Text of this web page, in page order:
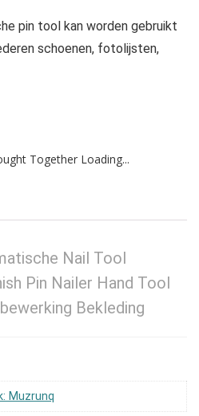
pin tool kan worden gebruikt
schoenen, fotolijsten,
Together Loading...
Nail Tool
Pin Nailer Hand Tool
Bekleding
Muzrunq